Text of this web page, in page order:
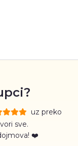
uz preko
sve.
❤️